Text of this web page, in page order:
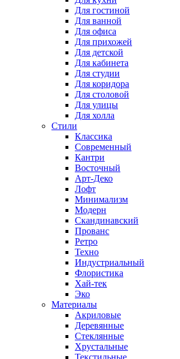
Для гостиной
Для ванной
Для офиса
Для прихожей
Для детской
Для кабинета
Для студии
Для коридора
Для столовой
Для улицы
Для холла
Стили
Классика
Современный
Кантри
Восточный
Арт-Деко
Лофт
Минимализм
Модерн
Скандинавский
Прованс
Ретро
Техно
Индустриальный
Флористика
Хай-тек
Эко
Материалы
Акриловые
Деревянные
Стеклянные
Хрустальные
Текстильные